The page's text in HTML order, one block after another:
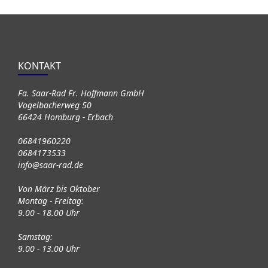
KONTAKT
Fa. Saar-Rad Fr. Hoffmann GmbH
Vogelbacherweg 50
66424 Homburg - Erbach
06841960220
0684173533
info@saar-rad.de
Von März bis Oktober
Montag - Freitag:
9.00 - 18.00 Uhr
Samstag:
9.00 - 13.00 Uhr